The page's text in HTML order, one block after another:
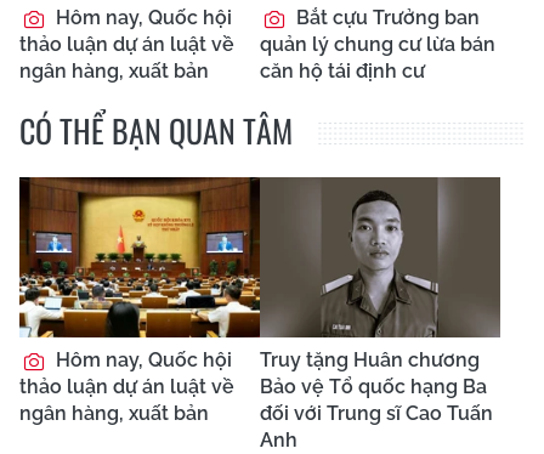
Hôm nay, Quốc hội
thảo luận dự án luật về
ngân hàng, xuất bản
Bắt cựu Trưởng ban
quản lý chung cư lừa bán
căn hộ tái định cư
CÓ THỂ BẠN QUAN TÂM
Hôm nay, Quốc hội
thảo luận dự án luật về
ngân hàng, xuất bản
Truy tặng Huân chương
Bảo vệ Tổ quốc hạng Ba
đối với Trung sĩ Cao Tuấn
Anh